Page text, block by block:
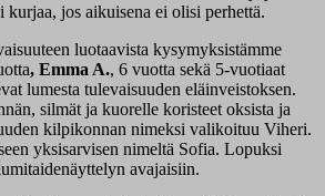
kurjaa, jos aikuisena ei olisi perhettä.
luotaavista kysymyksistämme
, Emma A., 6 vuotta sekä 5-vuotiaat
lumesta tulevaisuuden eläinveistoksen.
silmät ja kuorelle koristeet oksista ja
kilpikonnan nimeksi valikoituu Viheri.
yksisarvisen nimeltä Sofia. Lopuksi
avajaisiin.